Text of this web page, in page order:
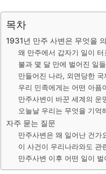
목차
1931년 만주 사변은 무엇을
왜 만주에서 갑자기 일이 터
불과 몇 달 만에 벌어진 일들
만들어진 나라, 외면당한 국
우리 민족에게는 어떤 아픔
만주사변이 바꾼 세계의 운
오늘날 우리는 무엇을 기억
자주 묻는 질문
만주사변은 왜 일어난 건가
이 사건이 우리나라와도 관
만주사변 이후 어떤 일이 벌